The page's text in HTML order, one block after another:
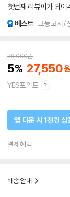
첫번째 리뷰어가 되어
베스트 고등고시/
29,000원
5 27,550
YES포인트
앱 다운 시 1천원 상
결제혜택
배송안내